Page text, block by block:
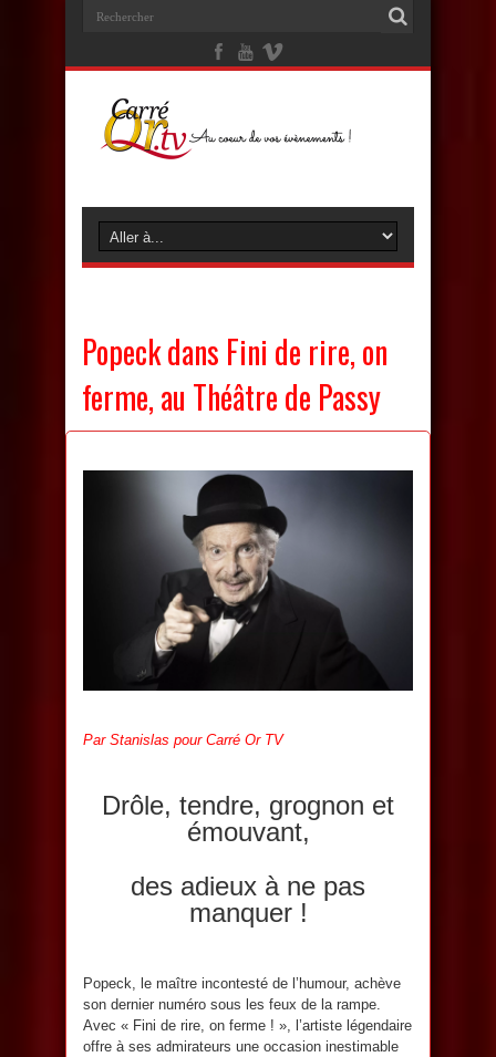
Popeck dans Fini de rire, on
ferme, au Théâtre de Passy
Par Stanislas pour Carré Or TV
Drôle, tendre, grognon et
émouvant,
des adieux à ne pas
manquer !
Popeck, le maître incontesté de l’humour, achève
son dernier numéro sous les feux de la rampe.
Avec « Fini de rire, on ferme ! », l’artiste légendaire
offre à ses admirateurs une occasion inestimable